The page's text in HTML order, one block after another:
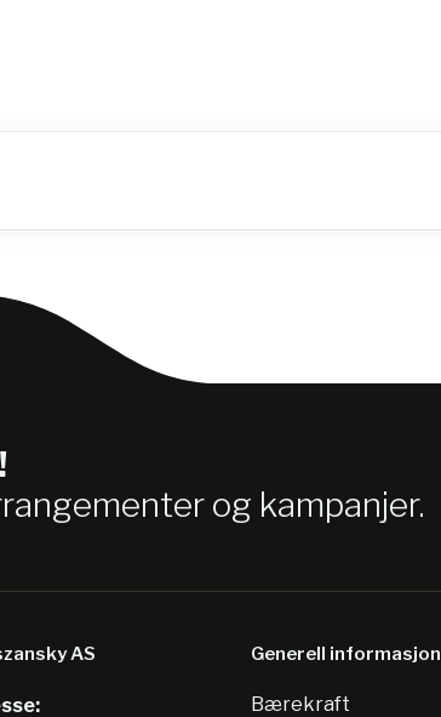
og kampanjer.
AS Generell informasjon
Bærekraft